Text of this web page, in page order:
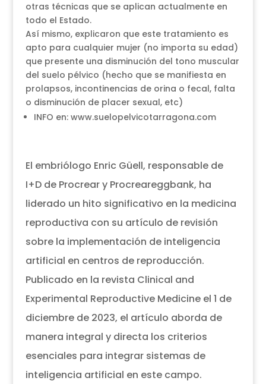
otras técnicas que se aplican actualmente en
todo el Estado.
Así mismo, explicaron que este tratamiento es
apto para cualquier mujer (no importa su edad)
que presente una disminución del tono muscular
del suelo pélvico (hecho que se manifiesta en
prolapsos, incontinencias de orina o fecal, falta
o disminución de placer sexual, etc)
INFO en: www.suelopelvicotarragona.com
El embriólogo Enric Güell, responsable de
I+D de Procrear y Procreareggbank, ha
liderado un hito significativo en la medicina
reproductiva con su artículo de revisión
sobre la implementación de inteligencia
artificial en centros de reproducción.
Publicado en la revista Clinical and
Experimental Reproductive Medicine el 1 de
diciembre de 2023, el artículo aborda de
manera integral y directa los criterios
esenciales para integrar sistemas de
inteligencia artificial en este campo.